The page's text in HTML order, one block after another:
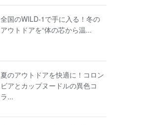
全国のWILD-1で手に入る！冬の
アウトドアを“体の芯から温...
夏のアウトドアを快適に！コロン
ビアとカップヌードルの異色コ
ラ...